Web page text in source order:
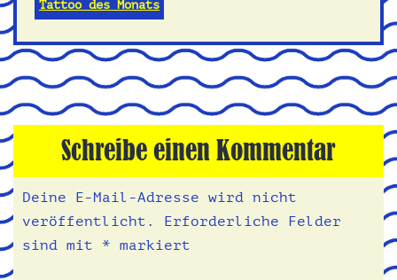
Tattoo des Monats
Schreibe einen Kommentar
Deine E-Mail-Adresse wird nicht
veröffentlicht.
Erforderliche Felder
sind mit * markiert